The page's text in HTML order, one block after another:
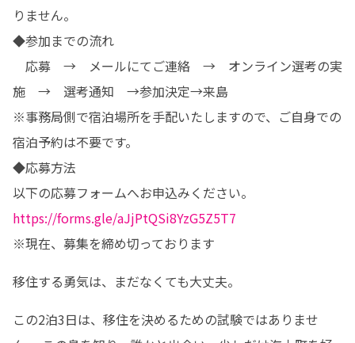
りません。
◆参加までの流れ
応募　→　メールにてご連絡　→　オンライン選考の実
施　→　選考通知　→参加決定→来島
※事務局側で宿泊場所を手配いたしますので、ご自身での
宿泊予約は不要です。
◆応募方法
https://forms.gle/aJjPtQSi8YzG5Z5T7
※現在、募集を締め切っております
移住する勇気は、まだなくても大丈夫。
この2泊3日は、移住を決めるための試験ではありませ